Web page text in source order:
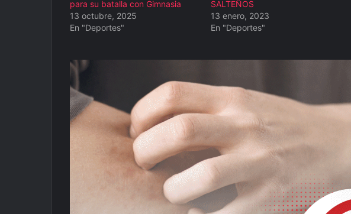
para su batalla con Gimnasia
13 octubre, 2025
En "Deportes"
SALTEÑOS
13 enero, 2023
En "Deportes"